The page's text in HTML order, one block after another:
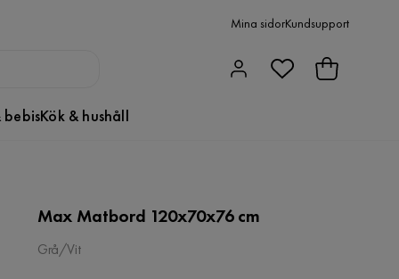
Mina sidorKundsupport
bebisKök & hushåll
Max Matbord 120x70x76 cm
Grå/Vit